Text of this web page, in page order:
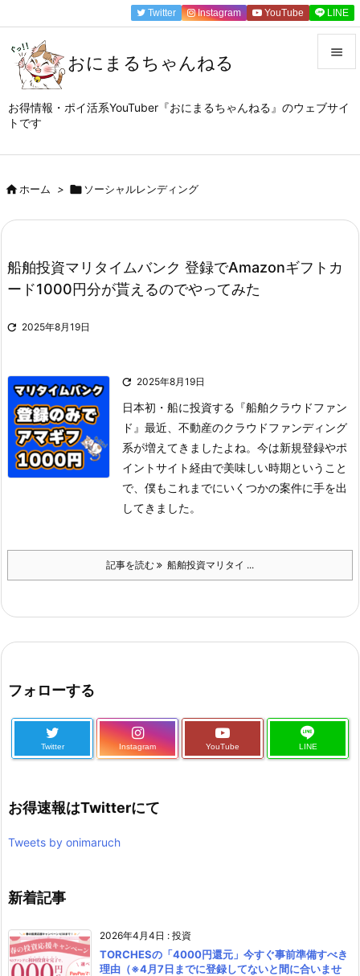
おにまるちゃんねる
お得情報・ポイ活系YouTuber『おにまるちゃんねる』のウェブサイ
トです

メニュ
検索
Twitter Instagram YouTube LINE
ホーム >  ソーシャルレンディング
船舶投資マリタイムバンク 登録でAmazonギフトカ
ード1000円分が貰えるのでやってみた
 2025年8月19日
 2025年8月19日
日本初・船に投資する『船舶クラウドファン
ド』 最近、不動産のクラウドファンディング
系が増えてきましたよね。 今は新規登録やポ
イントサイト経由で美味しい時期ということ
で、僕もこれまでにいくつかの案件に手を出
してきました。
記事を読む 船舶投資マリタイ ...
フォローする
Twitter Instagram YouTube LINE
お得速報はTwitterにて
Tweets by onimaruch
新着記事
2026年4月4日 : 投資
TORCHESの「4000円還元」今すぐ事前準備すべき
理由（※4月7日までに登録してないと間に合いませ